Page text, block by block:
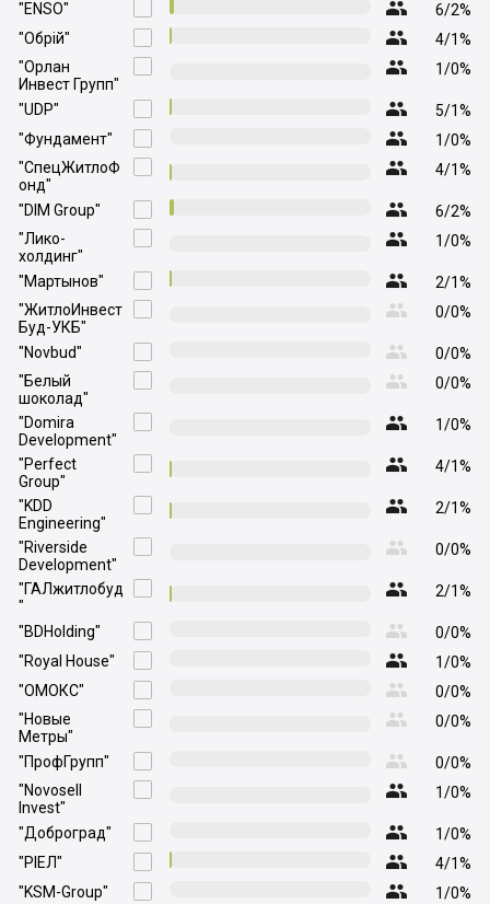

"ENSO"  6/2%

"Обрій"  4/1%

"Орлан
Инвест Групп"
 1/0%

"UDP"  5/1%

"Фундамент"  1/0%

"СпецЖитлоФ
онд"
 4/1%

"DIM Group"  6/2%

"Лико-
холдинг"
 1/0%

"Мартынов"  2/1%

"ЖитлоИнвест
Буд-УКБ"
 0/0%

"Novbud"  0/0%

"Белый
шоколад"
 0/0%

"Domira
Development"
 1/0%

"Perfect
Group"
 4/1%

"KDD
Engineering"
 2/1%

"Riverside
Development"
 0/0%

"ГАЛжитлобуд
"
 2/1%

"BDHolding"  0/0%

"Royal House"  1/0%

"ОМОКС"  0/0%

"Новые
Метры"
 0/0%

"ПрофГрупп"  0/0%

"Novosell
Invest"
 1/0%

"Доброград"  1/0%

"РІЕЛ"  4/1%

"KSM-Group"  1/0%